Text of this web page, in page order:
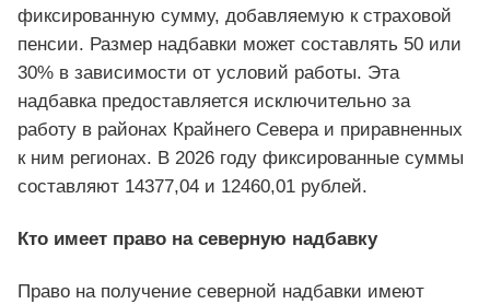
фиксированную сумму, добавляемую к страховой
пенсии. Размер надбавки может составлять 50 или
30% в зависимости от условий работы. Эта
надбавка предоставляется исключительно за
работу в районах Крайнего Севера и приравненных
к ним регионах. В 2026 году фиксированные суммы
составляют 14377,04 и 12460,01 рублей.
Кто имеет право на северную надбавку
Право на получение северной надбавки имеют